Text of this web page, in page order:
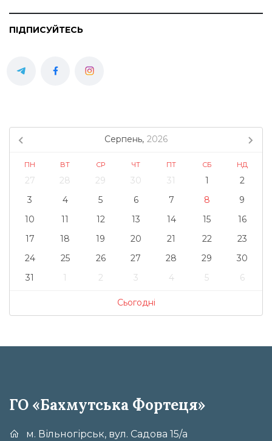
ПІДПИСУЙТЕСЬ
Серпень, 2026
ПН ВТ СР ЧТ ПТ СБ НД
27 28 29 30 31 1
2
3
4 5 6 7 8
9
10
11 12 13 14 15
16
17
18 19 20 21 22
23
24
25 26 27 28 29
30
31
1 2 3 4 5 6
Сьогодні
ГО «Бахмутська Фортеця»
м. Вільногірськ, вул. Садова 15/а